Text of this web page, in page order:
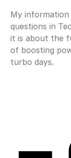
My information
questions in
it is about the
of boosting
turbo days.